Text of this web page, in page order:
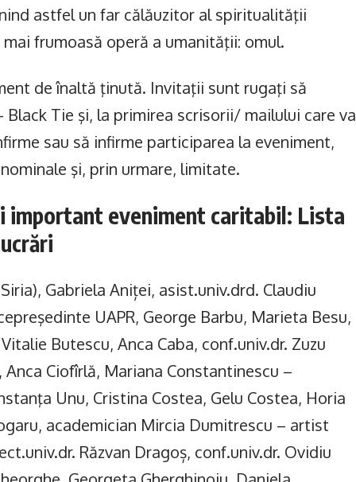
astfel un far călăuzitor al spiritualităţii
frumoasă operă a umanităţii: omul.
de înaltă ţinută. Invitaţii sunt rugaţi să
Tie şi, la primirea scrisorii/ mailului care va
sau să infirme participarea la eveniment,
şi, prin urmare, limitate.
important eveniment caritabil: Lista
Gabriela Aniței, asist.univ.drd. Claudiu
UAPR, George Barbu, Marieta Besu,
Butescu, Anca Caba, conf.univ.dr. Zuzu
Ciofîrlă, Mariana Constantinescu –
Unu, Cristina Costea, Gelu Costea, Horia
academician Mircia Dumitrescu – artist
Răzvan Dragoș, conf.univ.dr. Ovidiu